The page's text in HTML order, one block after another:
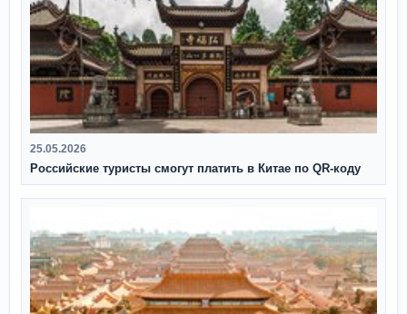
25.05.2026
Российские туристы смогут платить в Китае по QR‑коду